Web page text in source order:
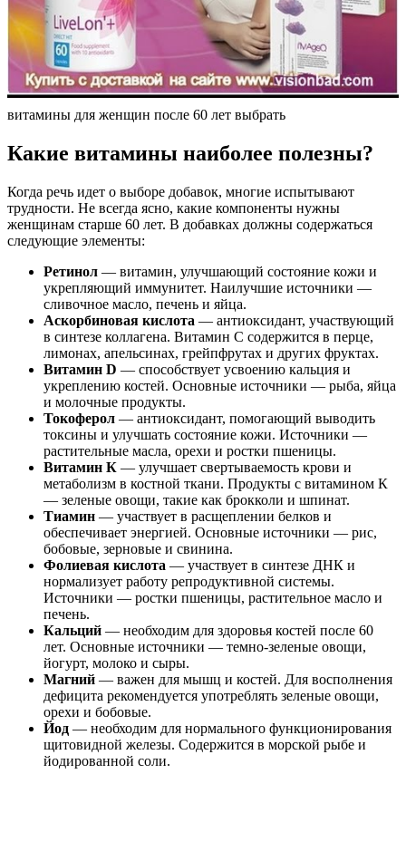
витамины для женщин после 60 лет выбрать
Какие витамины наиболее полезны?
Когда речь идет о выборе добавок, многие испытывают
трудности. Не всегда ясно, какие компоненты нужны
женщинам старше 60 лет. В добавках должны содержаться
следующие элементы:
Ретинол — витамин, улучшающий состояние кожи и
укрепляющий иммунитет. Наилучшие источники —
сливочное масло, печень и яйца.
Аскорбиновая кислота — антиоксидант, участвующий
в синтезе коллагена. Витамин С содержится в перце,
лимонах, апельсинах, грейпфрутах и других фруктах.
Витамин D — способствует усвоению кальция и
укреплению костей. Основные источники — рыба, яйца
и молочные продукты.
Токоферол — антиоксидант, помогающий выводить
токсины и улучшать состояние кожи. Источники —
растительные масла, орехи и ростки пшеницы.
Витамин К — улучшает свертываемость крови и
метаболизм в костной ткани. Продукты с витамином К
— зеленые овощи, такие как брокколи и шпинат.
Тиамин — участвует в расщеплении белков и
обеспечивает энергией. Основные источники — рис,
бобовые, зерновые и свинина.
Фолиевая кислота — участвует в синтезе ДНК и
нормализует работу репродуктивной системы.
Источники — ростки пшеницы, растительное масло и
печень.
Кальций — необходим для здоровья костей после 60
лет. Основные источники — темно-зеленые овощи,
йогурт, молоко и сыры.
Магний — важен для мышц и костей. Для восполнения
дефицита рекомендуется употреблять зеленые овощи,
орехи и бобовые.
Йод — необходим для нормального функционирования
щитовидной железы. Содержится в морской рыбе и
йодированной соли.